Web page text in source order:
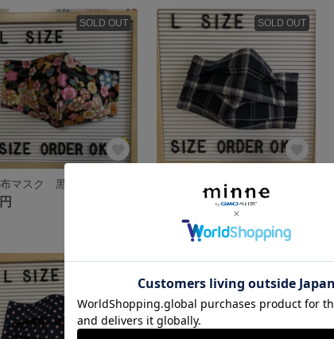
SOLD OUT
布マスク 黒 和柄
SOLD OUT